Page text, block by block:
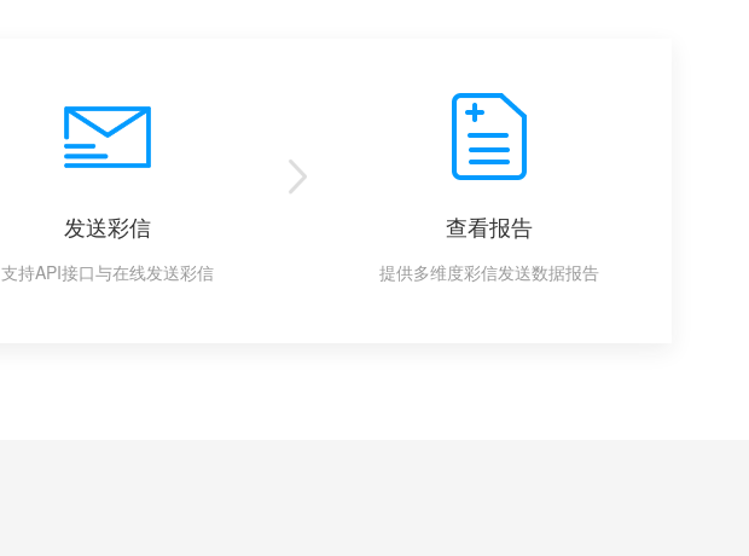
发送彩信
支持API接口与在线发送彩信
查看报告
提供多维度彩信发送数据报告